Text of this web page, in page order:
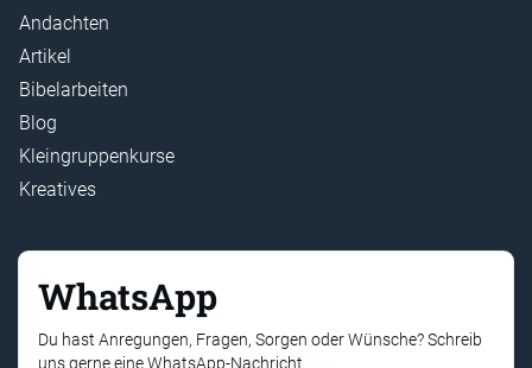
Andachten
Artikel
Bibelarbeiten
Blog
Kleingruppenkurse
Kreatives
WhatsApp
Du hast Anregungen, Fragen, Sorgen oder Wünsche? Schreib
uns gerne eine WhatsApp-Nachricht.